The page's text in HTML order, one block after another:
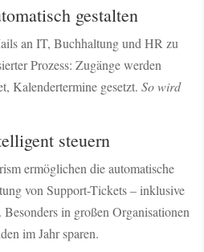
gestalten
an IT, Buchhaltung und HR zu
Prozess: Zugänge werden
Kalendertermine gesetzt.So wird
steuern
ermöglichen die automatische
von Support-Tickets – inklusive
in großen Organisationen
im Jahr sparen.